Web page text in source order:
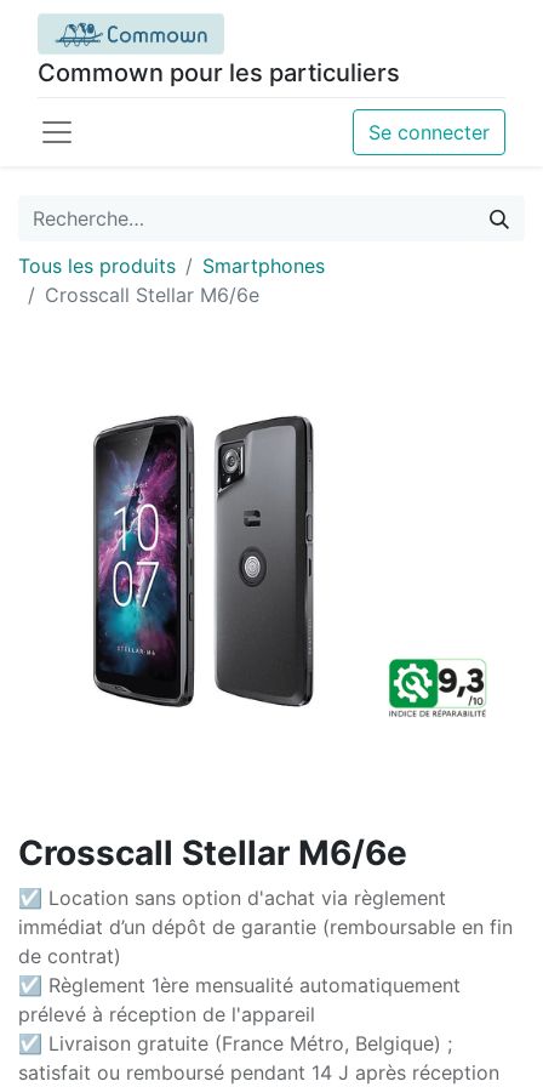
Commown pour les particuliers
Se connecter
Tous les produits
Smartphones
Crosscall Stellar M6/6e
Crosscall Stellar M6/6e
☑ Location sans option d'achat via règlement
immédiat d’un dépôt de garantie (remboursable en fin
de contrat)
☑ Règlement 1ère mensualité automatiquement
prélevé à réception de l'appareil
☑ Livraison gratuite (France Métro, Belgique) ;
satisfait ou remboursé pendant 14 J après réception